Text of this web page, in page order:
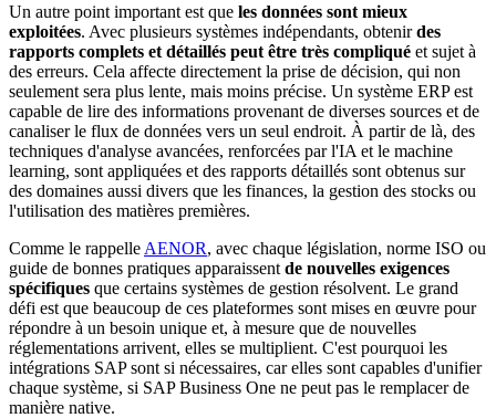
Un autre point important est que les données sont mieux
exploitées. Avec plusieurs systèmes indépendants, obtenirdes
rapports complets et détaillés peut être très compliqué et sujet à
des erreurs. Cela affecte directement la prise de décision, qui non
seulement sera plus lente, mais moins précise. Un système ERP est
capable de lire des informations provenant de diverses sources et de
canaliser le flux de données vers un seul endroit. À partir de là, des
techniques d'analyse avancées, renforcées par l'IA et le machine
learning, sont appliquées et des rapports détaillés sont obtenus sur
des domaines aussi divers que les finances, la gestion des stocks ou
l'utilisation des matières premières.
Comme le rappelle AENOR, avec chaque législation, norme ISO ou
guide de bonnes pratiques apparaissent de nouvelles exigences
spécifiques que certains systèmes de gestion résolvent. Le grand
défi est que beaucoup de ces plateformes sont mises en œuvre pour
répondre à un besoin unique et, à mesure que de nouvelles
réglementations arrivent, elles se multiplient. C'est pourquoi les
intégrations SAP sont si nécessaires, car elles sont capables d'unifier
chaque système, si SAP Business One ne peut pas le remplacer de
manière native.